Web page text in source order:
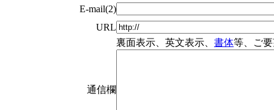
E-mail(2)
URL
通信欄
裏面表示、英文表示、 書体等、ご